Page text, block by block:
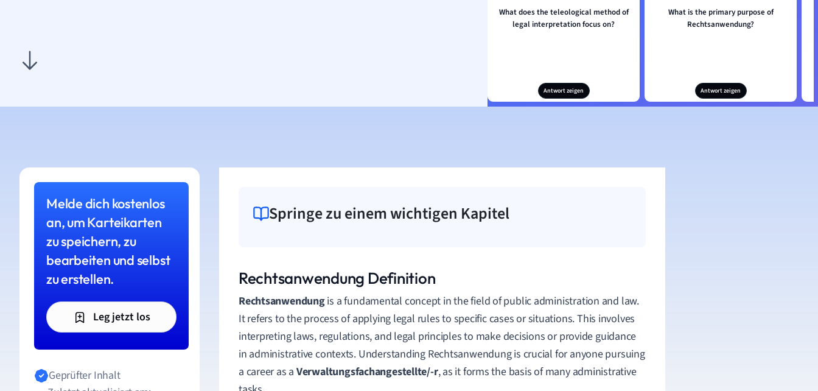
What does the teleological method of
legal interpretation focus on?
Antwort zeigen
What is the primary purpose of
Rechtsanwendung?
Antwort zeigen
Melde dich kostenlos
an, um Karteikarten
zu speichern, zu
bearbeiten und selbst
zu erstellen.
Leg jetzt los
Geprüfter Inhalt
Springe zu einem wichtigen Kapitel
Rechtsanwendung Definition
Rechtsanwendungis a fundamental concept in the field of public administration and law.
It refers to the process of applying legal rules to specific cases or situations. This involves
interpreting laws, regulations, and legal principles to make decisions or provide guidance
in administrative contexts. Understanding Rechtsanwendung is crucial for anyone pursuing
a career as a Verwaltungsfachangestellte/-r, as it forms the basis of many administrative